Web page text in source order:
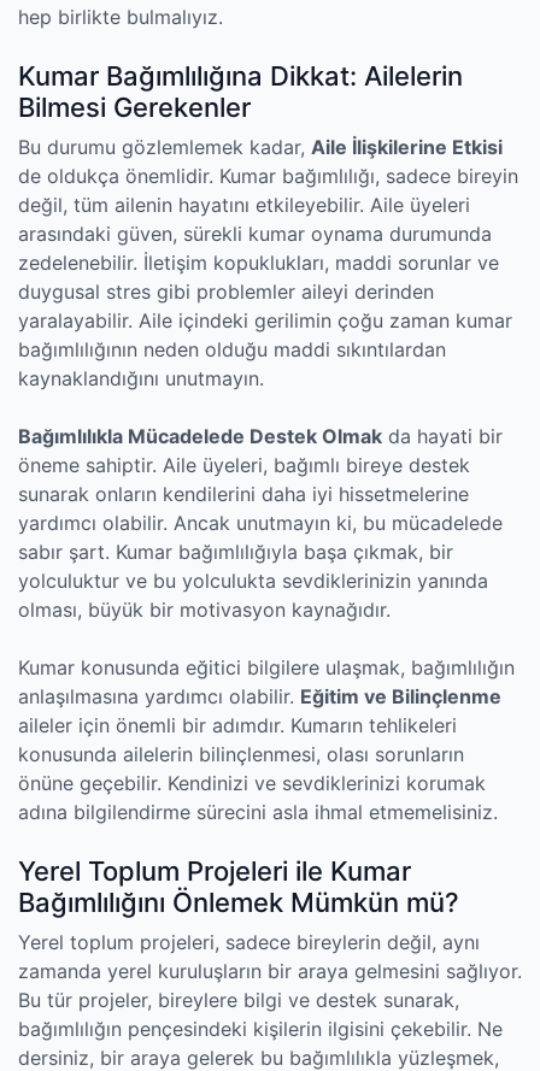
hep birlikte bulmalıyız.
Kumar Bağımlılığına Dikkat: Ailelerin
Bilmesi Gerekenler
Bu durumu gözlemlemek kadar, Aile İlişkilerine Etkisi
de oldukça önemlidir. Kumar bağımlılığı, sadece bireyin
değil, tüm ailenin hayatını etkileyebilir. Aile üyeleri
arasındaki güven, sürekli kumar oynama durumunda
zedelenebilir. İletişim kopuklukları, maddi sorunlar ve
duygusal stres gibi problemler aileyi derinden
yaralayabilir. Aile içindeki gerilimin çoğu zaman kumar
bağımlılığının neden olduğu maddi sıkıntılardan
kaynaklandığını unutmayın.
Bağımlılıkla Mücadelede Destek Olmak da hayati bir
öneme sahiptir. Aile üyeleri, bağımlı bireye destek
sunarak onların kendilerini daha iyi hissetmelerine
yardımcı olabilir. Ancak unutmayın ki, bu mücadelede
sabır şart. Kumar bağımlılığıyla başa çıkmak, bir
yolculuktur ve bu yolculukta sevdiklerinizin yanında
olması, büyük bir motivasyon kaynağıdır.
Kumar konusunda eğitici bilgilere ulaşmak, bağımlılığın
anlaşılmasına yardımcı olabilir. Eğitim ve Bilinçlenme
aileler için önemli bir adımdır. Kumarın tehlikeleri
konusunda ailelerin bilinçlenmesi, olası sorunların
önüne geçebilir. Kendinizi ve sevdiklerinizi korumak
adına bilgilendirme sürecini asla ihmal etmemelisiniz.
Yerel Toplum Projeleri ile Kumar
Bağımlılığını Önlemek Mümkün mü?
Yerel toplum projeleri, sadece bireylerin değil, aynı
zamanda yerel kuruluşların bir araya gelmesini sağlıyor.
Bu tür projeler, bireylere bilgi ve destek sunarak,
bağımlılığın pençesindeki kişilerin ilgisini çekebilir. Ne
dersiniz, bir araya gelerek bu bağımlılıkla yüzleşmek,